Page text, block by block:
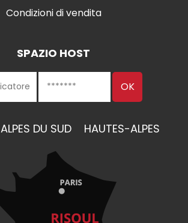
Condizioni di vendita
SPAZIO HOST
ALPES DU SUD HAUTES-ALPES